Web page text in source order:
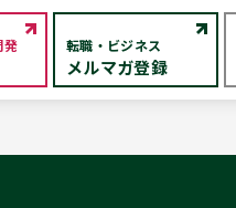
発 転職・ビジネス
メルマガ登録